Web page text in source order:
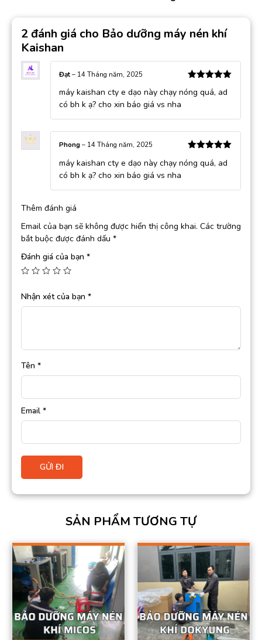
2 đánh giá cho Bảo dưỡng máy nén khí
Kaishan
hạng55
Đạt– 14 Tháng năm, 2025
máy kaishan cty e dạo này chạy nóng quá, ad
có bh k ạ? cho xin báo giá vs nha
hạng55
Phong– 14 Tháng năm, 2025
máy kaishan cty e dạo này chạy nóng quá, ad
có bh k ạ? cho xin báo giá vs nha
Thêm đánh giá
Email của bạn sẽ không được hiển thị công khai. Các trường
bắt buộc được đánh dấu *
Đánh giá của bạn *
Nhận xét của bạn *
Tên *
Email *
SẢN PHẨM TƯƠNG TỰ